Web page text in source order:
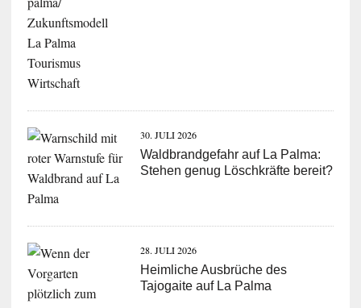
30. JULI 2026
Waldbrandgefahr auf La Palma:
Stehen genug Löschkräfte bereit?
28. JULI 2026
Heimliche Ausbrüche des
Tajogaite auf La Palma